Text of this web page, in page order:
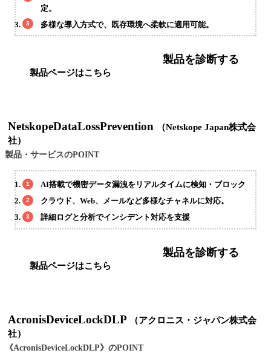
定。
多様な導入方式で、既存環境へ柔軟に適用可能。
製品ページはこちら
製品を診断する
NetskopeDataLossPrevention
（Netskope Japan株式会
社）
製品・サービスのPOINT
AI搭載で機密データ漏洩をリアルタイムに検知・ブロック
クラウド、Web、メールなど多様なチャネルに対応。
詳細ログと分析でインシデント対応を支援
製品ページはこちら
製品を診断する
AcronisDeviceLockDLP
（アクロニス・ジャパン株式会
社）
《AcronisDeviceLockDLP》のPOINT